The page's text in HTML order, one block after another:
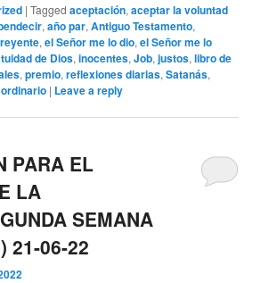
|Tagged aceptación,aceptar la voluntad
,año par,Antiguo Testamento,
,el Señor me lo dio,el Señor me lo
de Dios,inocentes,Job,justos,libro de
,premio,reflexiones diarias,Satanás,
| Leave a reply
PARA EL
LA
SEMANA
21-06-22